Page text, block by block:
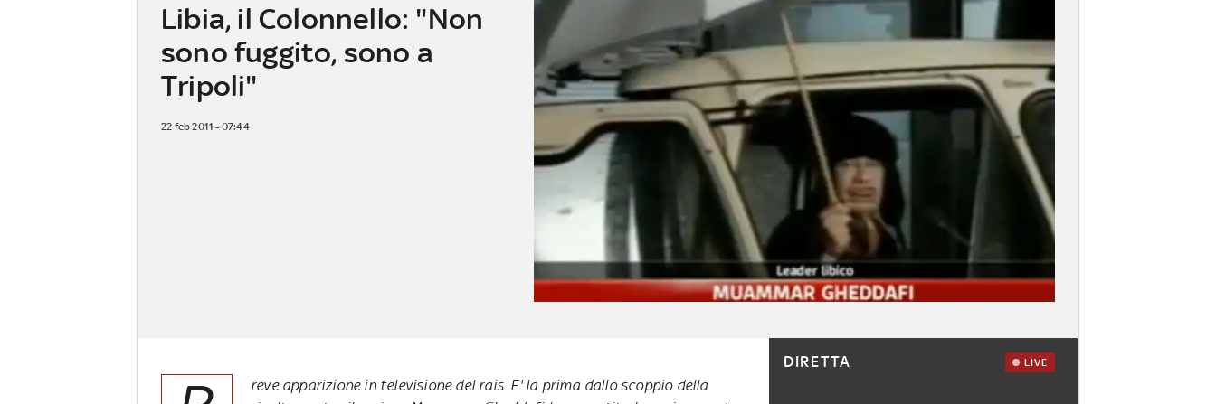
Libia, il Colonnello: "Non
sono fuggito, sono a
Tripoli"
22 feb 2011 - 07:44
reve apparizione in televisione del rais. E' la prima dallo scoppio della
DIRETTA LIVE